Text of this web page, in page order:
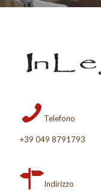
Telefono
+39 049 8791793
Indirizzo